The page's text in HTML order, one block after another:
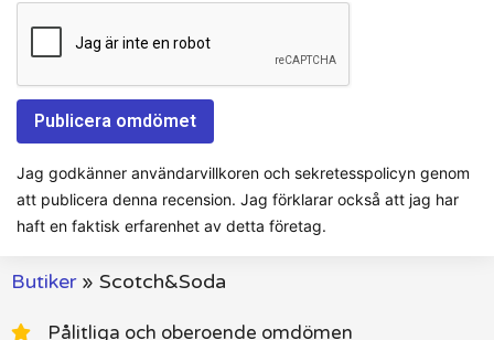
Jag godkänner användarvillkoren och sekretesspolicyn genom
att publicera denna recension. Jag förklarar också att jag har
haft en faktisk erfarenhet av detta företag.
Butiker» Scotch&Soda
Pålitliga och oberoende omdömen